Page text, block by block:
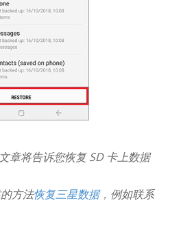
章将告诉您恢复 SD 卡上数据
方法恢复三星数据，例如联系